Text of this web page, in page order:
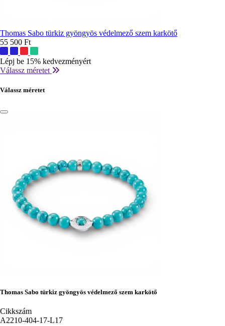
Thomas Sabo türkiz gyöngyös védelmező szem karkötő
55 500 Ft
színek:
Lépj be 15% kedvezményért
Válassz méretet
Válassz méretet
Thomas Sabo türkiz gyöngyös védelmező szem karkötő
Cikkszám
A2210-404-17-L17